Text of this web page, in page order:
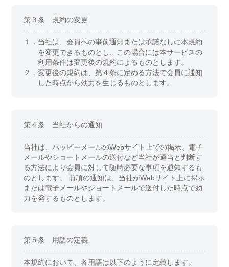
第３条 規約の変更
１． 当社は、会員への事前通知または承諾なしに本規約
を変更できるものとし、この場合には本サービスの
利用条件は変更後の規約によるものとします。
２．変更後の規約は、第４条に定める方法で会員に通知
した時点から効力を生じるものとします。
第４条 当社からの通知
当社は、ハッピーメールのWebサイト上での掲示、電子
メールやショートメールの送付など当社が適当と判断す
る方法により会員に対して随時必要な事項を通知するも
のとします。 前項の通知は、当社がWebサイト上に掲示
または電子メールやショートメールで送付した時点で効
力を発するものとします。
第５条 用語の定義
本規約において、各用語は以下のように定義します。